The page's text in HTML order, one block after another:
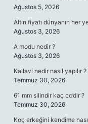
Ağustos 5, 2026
Altın fiyatı dünyanın her
Ağustos 3, 2026
A modu nedir ?
Ağustos 3, 2026
Kallavi nedir nasıl yapılır ?
Temmuz 30, 2026
61 mm silindir kaç cc’dir ?
Temmuz 30, 2026
Koç erkeğini kendime